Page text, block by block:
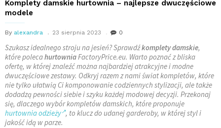
Komplety damskie hurtownia – najlepsze dwuczęściowe
modele
By alexandra 23 sierpnia 2023 0
Szukasz idealnego stroju na jesień? Sprawdźkomplety damskie,
które polecahurtowniaFactoryPrice.eu. Warto poznać z bliska
ofertę, w której znaleźć można najbardziej atrakcyjne i modne
dwuczęściowe zestawy. Odkryj razem z nami świat kompletów, które
nie tylko ułatwią Ci komponowanie codziennych stylizacji, ale także
dodadzą pewności siebie i szyku każdej modowej decyzji. Przekonaj
się, dlaczego wybór kompletów damskich, które proponuje
hurtownia odzieży , to klucz do udanej garderoby, w której styl i
jakość idą w parze.